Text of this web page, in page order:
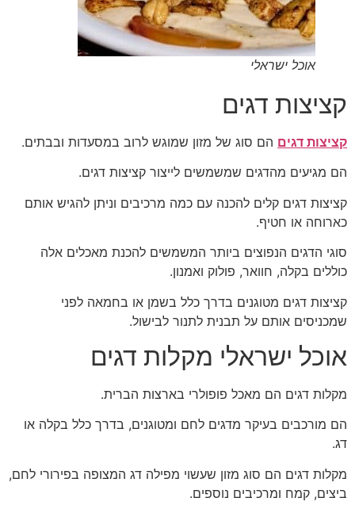
אוכל ישראלי
קציצות דגים
קציצות דגים הם סוג של מזון שמוגש לרוב במסעדות ובבתים.
הם מגיעים מהדגים שמשמשים לייצור קציצות דגים.
קציצות דגים קלים להכנה עם כמה מרכיבים וניתן להגיש אותם
כארוחה או חטיף.
סוגי הדגים הנפוצים ביותר המשמשים להכנת מאכלים אלה
כוללים בקלה, חוואר, פולוק ואמנון.
קציצות דגים מטוגנים בדרך כלל בשמן או בחמאה לפני
שמכניסים אותם על תבנית לתנור לבישול.
אוכל ישראלי מקלות דגים
מקלות דגים הם מאכל פופולרי בארצות הברית.
הם מורכבים בעיקר מדגים לחם ומטוגנים, בדרך כלל בקלה או
דג.
מקלות דגים הם סוג מזון שעשוי מפילה דג המצופה בפירורי לחם,
ביצים, קמח ומרכיבים נוספים.